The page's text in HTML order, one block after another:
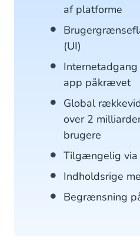
af platforme
(UI)
app påkrævet
Global
over 2
brugere
Tilgængelig via
Indholdsrige
Begrænsning